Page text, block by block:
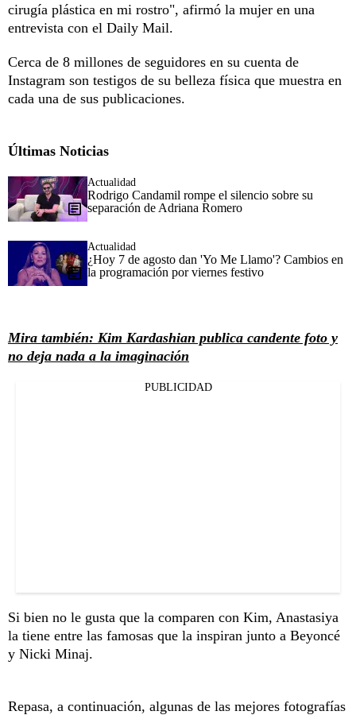
cirugía plástica en mi rostro", afirmó la mujer en una
entrevista con el Daily Mail.
Cerca de 8 millones de seguidores en su cuenta de
Instagram son testigos de su belleza física que muestra en
cada una de sus publicaciones.
Últimas Noticias
Actualidad
Rodrigo Candamil rompe el silencio sobre su
separación de Adriana Romero
Actualidad
¿Hoy 7 de agosto dan 'Yo Me Llamo'? Cambios en
la programación por viernes festivo
Mira también: Kim Kardashian publica candente foto y
no deja nada a la imaginación
PUBLICIDAD
Si bien no le gusta que la comparen con Kim, Anastasiya
la tiene entre las famosas que la inspiran junto a Beyoncé
y Nicki Minaj.
Repasa, a continuación, algunas de las mejores fotografías